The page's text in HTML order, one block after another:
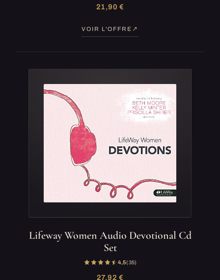
21,90 €
VOIR L'OFFRE
Lifeway Women Audio Devotional Cd
Set
4,5(35)
27,92 €